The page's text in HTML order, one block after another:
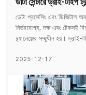
ডেটা প্রসেসিং এবং ডিজিটাল
নির্ভরযোগ্য, দক্ষ এবং টেকসই
চ্যালেঞ্জের সম্মুখীন হয়। ড্রাই-
2025-12-17